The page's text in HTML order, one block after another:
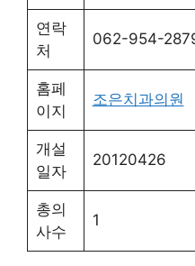
연락
처
062-954-
홈페
이지
조은치과의원
개설
일자
20120426
총의
사수
1